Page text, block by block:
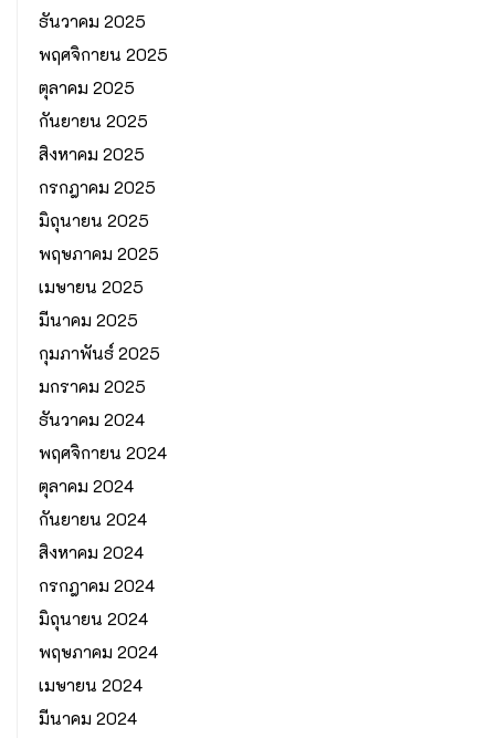
ธันวาคม 2025
พฤศจิกายน 2025
ตุลาคม 2025
กันยายน 2025
สิงหาคม 2025
กรกฎาคม 2025
มิถุนายน 2025
พฤษภาคม 2025
เมษายน 2025
มีนาคม 2025
กุมภาพันธ์ 2025
มกราคม 2025
ธันวาคม 2024
พฤศจิกายน 2024
ตุลาคม 2024
กันยายน 2024
สิงหาคม 2024
กรกฎาคม 2024
มิถุนายน 2024
พฤษภาคม 2024
เมษายน 2024
มีนาคม 2024